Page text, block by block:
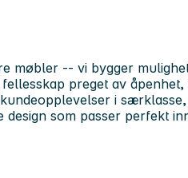
møbler -- vi bygger
preget av
i
som passer perfekt